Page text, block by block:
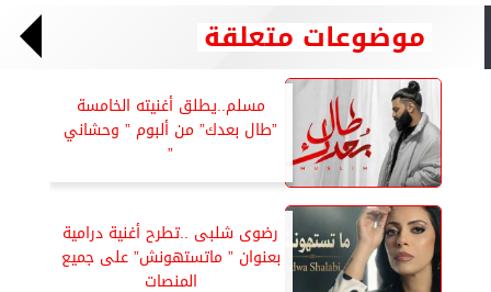
موضوعات متعلقة
مسلم..يطلق أغنيته الخامسة
”طال بعدك” من ألبوم ” وحشاني
”
رضوى شلبى ..تطرح أغنية درامية
بعنوان ” ماتستهونش” على جميع
المنصات